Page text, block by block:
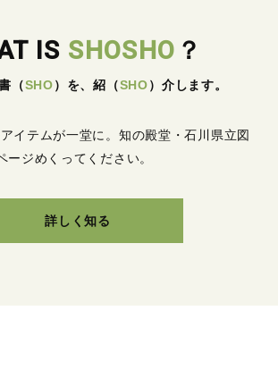
IS SHOSHO ？
（SHO） を、紹 （SHO） 介します。
イテムが一堂に。 知の殿堂・石川県立図
ージめくってください。
詳しく知る